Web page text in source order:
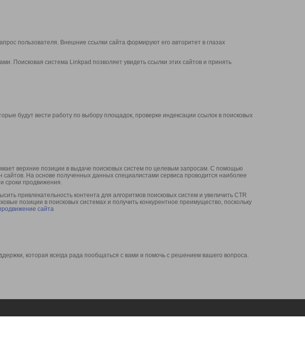
пользователя. Внешние ссылки сайта формируют его авторитет в глазах
Поисковая система Linkpad позволяет увидеть ссылки этих сайтов и принять
будут вести работу по выбору площадок, проверке индексации ссылок в поисковых
верхние позиции в выдаче поисковых систем по целевым запросам. С помощью
На основе полученных данных специалистами сервиса проводится наиболее
сроки продвижения.
привлекательность контента для алгоритмов поисковых систем и увеличить CTR
позиции в поисковых системах и получить конкурентное преимущество, поскольку
сайта
которая всегда рада пообщаться с вами и помочь с решением вашего вопроса.